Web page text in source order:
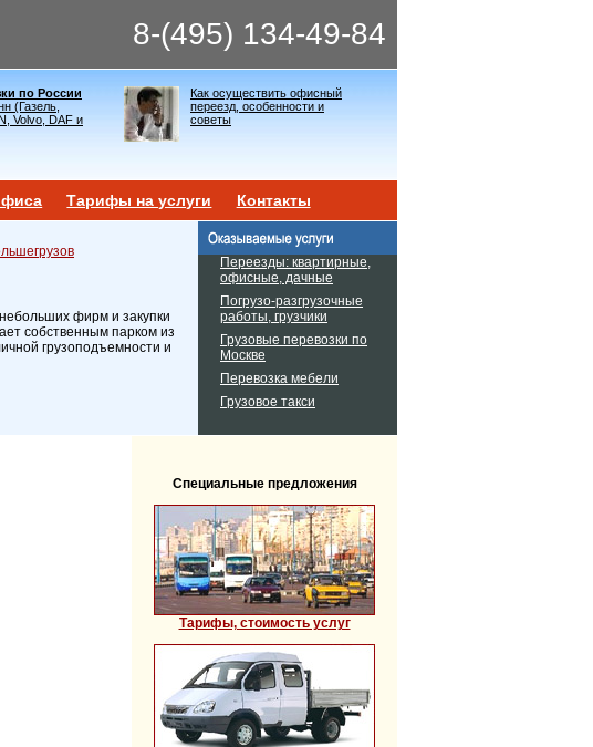
8-(495) 134-49-84
по России
(Газель,
Volvo, DAF и
Как осуществить офисный
переезд, особенности и
советы
Тарифы на услуги Контакты
фирм и закупки
собственным парком из
грузоподъемности и
Переезды: квартирные,
офисные, дачные
Погрузо-разгрузочные
работы, грузчики
Грузовые перевозки по
Москве
Перевозка мебели
Грузовое такси
Специальные предложения
Тарифы, стоимость услуг